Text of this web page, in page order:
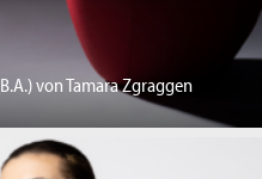
von Tamara Zgraggen